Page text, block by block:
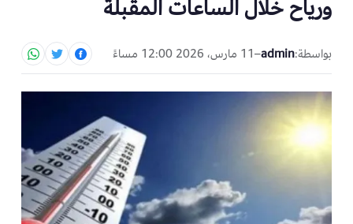
ورياح خلال الساعات المقبلة
بواسطة:admin
–11 مارس، 2026 12:00 مساءً